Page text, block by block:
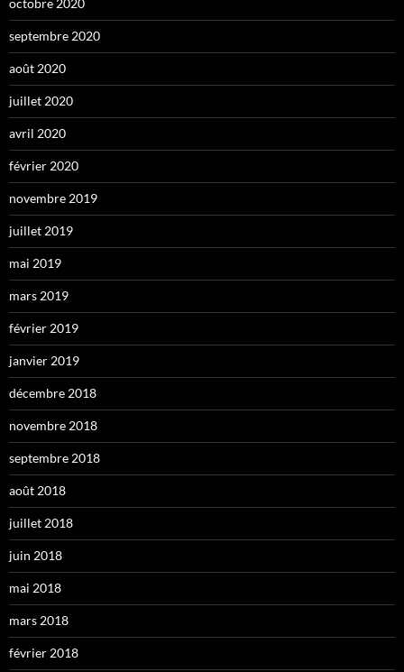
octobre 2020
septembre 2020
août 2020
juillet 2020
avril 2020
février 2020
novembre 2019
juillet 2019
mai 2019
mars 2019
février 2019
janvier 2019
décembre 2018
novembre 2018
septembre 2018
août 2018
juillet 2018
juin 2018
mai 2018
mars 2018
février 2018